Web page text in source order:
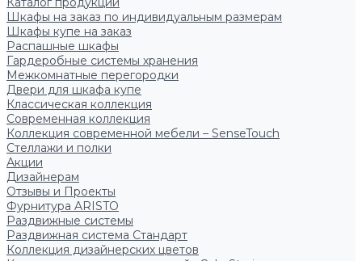
Шкафы на заказ по индивидуальным размерам
Шкафы купе на заказ
Распашные шкафы
Гардеробные системы хранения
Межкомнатные перегородки
Двери для шкафа купе
Классическая коллекция
Современная коллекция
Коллекция современной мебели – SenseTouch
Стеллажи и полки
Акции
Дизайнерам
Отзывы и Проекты
Фурнитура ARISTO
Раздвижные системы
Раздвижная система Стандарт
Коллекция дизайнерских цветов